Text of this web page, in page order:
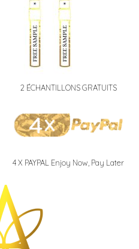
2 ÉCHANTILLONS GRATUITS
4 X PAYPAL Enjoy Now, Pay Later